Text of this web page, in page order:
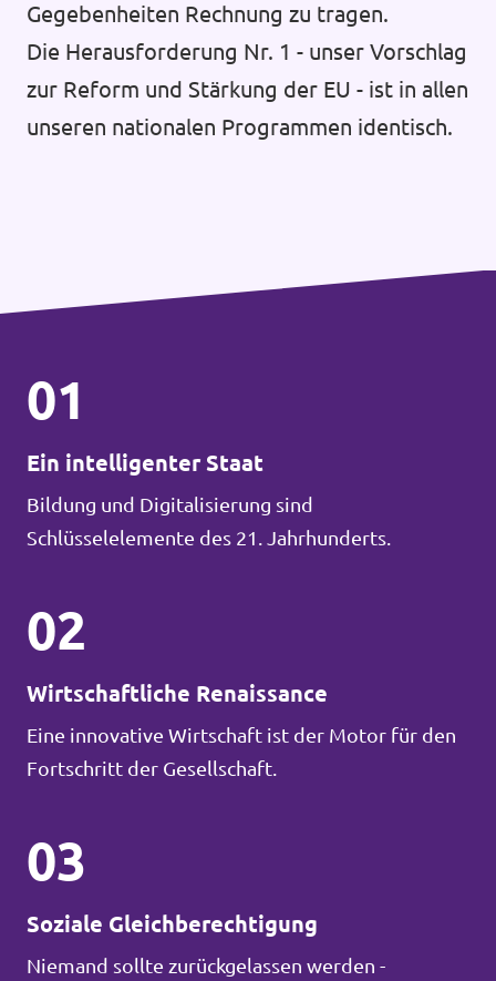
Gegebenheiten Rechnung zu tragen.
Die Herausforderung Nr. 1 - unser Vorschlag
zur Reform und Stärkung der EU - ist in allen
unseren nationalen Programmen identisch.
01
Ein intelligenter Staat
Bildung und Digitalisierung sind
Schlüsselelemente des 21. Jahrhunderts.
02
Wirtschaftliche Renaissance
Eine innovative Wirtschaft ist der Motor für den
Fortschritt der Gesellschaft.
03
Soziale Gleichberechtigung
Niemand sollte zurückgelassen werden -